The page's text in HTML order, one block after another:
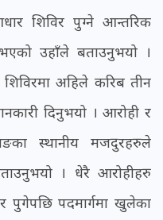
शिविर पुग्ने आन्तरिक
उहाँले बताउनुभयो ।
अहिले करिब तीन
दिनुभयो । आरोही र
स्थानीय मजदुरहरुले
। धेरै आरोहीहरु
पुगेपछि पदमार्गमा खुलेका